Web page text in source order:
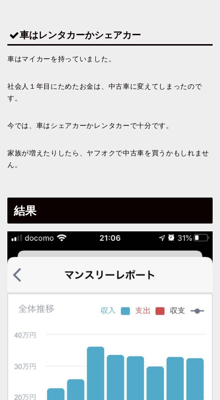
車はレンタカーかシェアカー
車はマイカーを持っていました。
社会人１年目にためたお金は、中古車に変えてしまったので
す。
今では、車はシェアカーかレンタカーで十分です。
家族が増えたりしたら、ヤフオクで中古車を買うかもしれませ
ん。
結果